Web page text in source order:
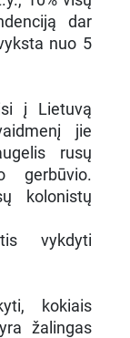
dar
nuo 5
į Lietuvą
jie
rusų
gerbūvio.
kolonistų
vykdyti
kokiais
žalingas